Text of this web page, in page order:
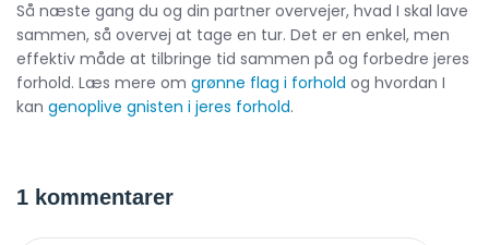
Så næste gang du og din partner overvejer, hvad I skal lave
sammen, så overvej at tage en tur. Det er en enkel, men
effektiv måde at tilbringe tid sammen på og forbedre jeres
forhold. Læs mere om grønne flag i forhold og hvordan I
kan genoplive gnisten i jeres forhold.
1 kommentarer